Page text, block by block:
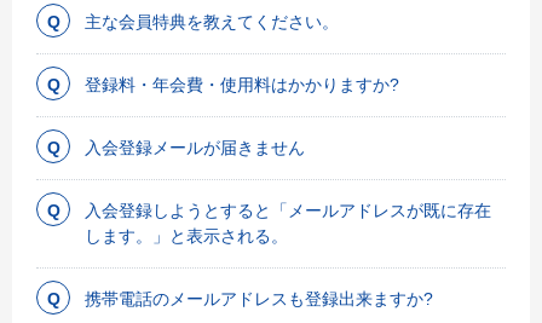
主な会員特典を教えてください。
登録料・年会費・使用料はかかりますか?
入会登録メールが届きません
入会登録しようとすると「メールアドレスが既に存在
します。」と表示される。
携帯電話のメールアドレスも登録出来ますか?